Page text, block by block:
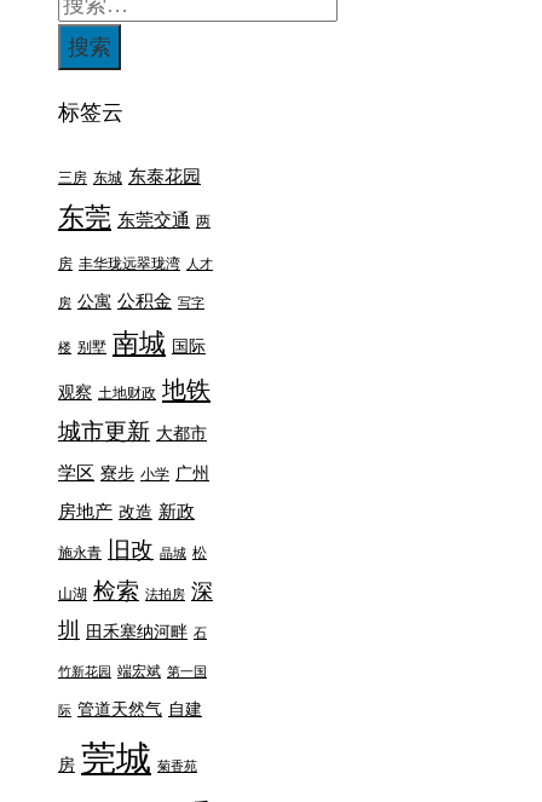
标签云
三房 东城 东泰花园
东莞 东莞交通 两
房 丰华珑远翠珑湾 人才
房 公寓 公积金 写字
楼 别墅 南城 国际
观察 土地财政 地铁
城市更新 大都市
学区 寮步 小学 广州
房地产 改造 新政
施永青 旧改 晶城 松
山湖 检索 法拍房 深
圳
田禾塞纳河畔 石
竹新花园 端宏斌 第一国
际 管道天然气 自建
房 莞城 菊香苑